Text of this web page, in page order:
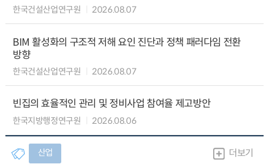
한국건설산업연구원 2026.08.07
BIM 활성화의 구조적 저해 요인 진단과 정책 패러다임 전환
방향
한국건설산업연구원 2026.08.07
빈집의 효율적인 관리 및 정비사업 참여율 제고방안
한국지방행정연구원 2026.08.06
산업 더보기